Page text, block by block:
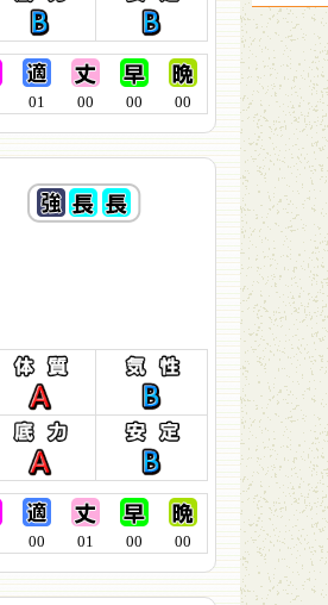
01 00 00 00
00 01 00 00